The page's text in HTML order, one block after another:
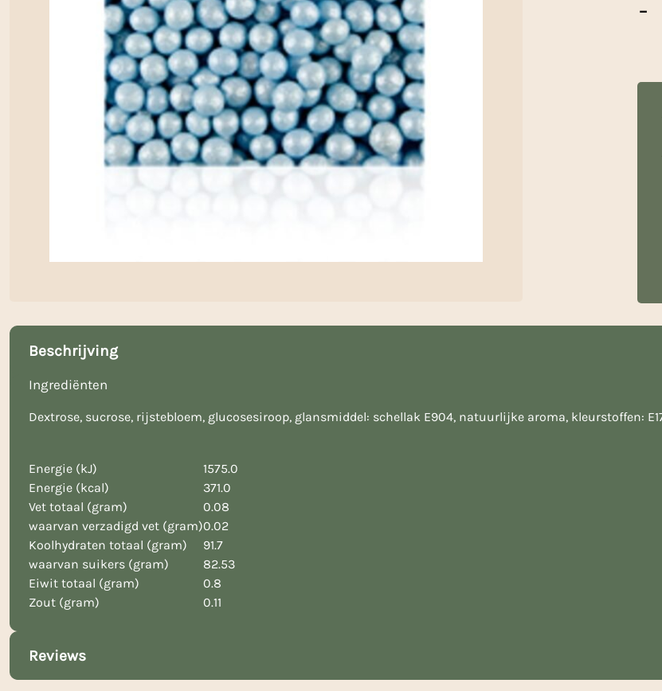
-
Beschrijving
Ingrediënten
Dextrose, sucrose, rijstebloem, glucosesiroop, glansmiddel: schellak E904, natuurlijke aroma, kleurstoffen:
Energie (kJ)
1575.0
Energie (kcal)
371.0
Vet totaal (gram)
0.08
waarvan verzadigd vet (gram)0.02
Koolhydraten totaal (gram)
91.7
waarvan suikers (gram)
82.53
Eiwit totaal (gram)
0.8
Zout (gram)
0.11
Reviews